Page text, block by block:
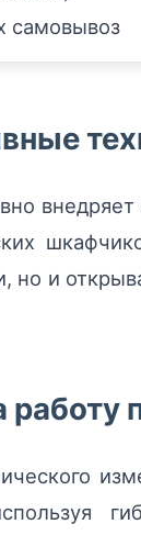
самовывоз
но и
работу